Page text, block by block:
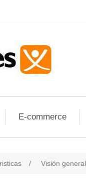
E-commerce
/ Visión general